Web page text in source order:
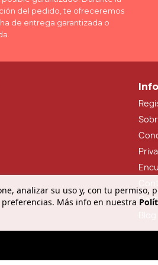
analizar su uso y, con tu permiso,
Más info en nuestra
del pedido, te ofreceremos
de entrega garantizada o